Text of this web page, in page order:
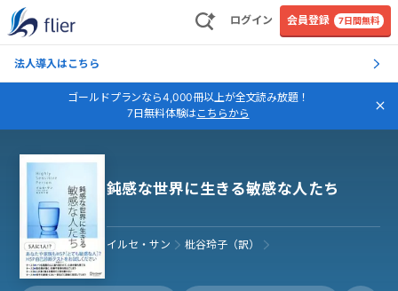
ログイン 会員登録 7日間無料
法人導入はこちら
ゴールドプランなら4,000冊以上が全文読み放題！
7日無料体験はこちらから
鈍感な世界に生きる敏感な人たち
イルセ・サン 枇谷玲子（訳）